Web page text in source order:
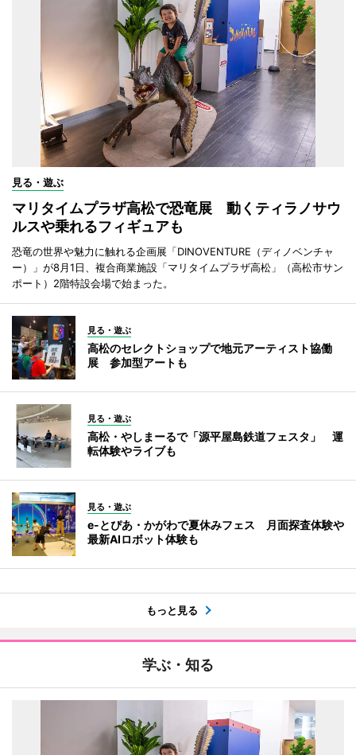
見る・遊ぶ
マリタイムプラザ高松で恐竜展 動くティラノサウ
ルスや乗れるフィギュアも
恐竜の世界や魅力に触れる企画展「DINOVENTURE（ディノベンチャ
ー）」が8月1日、複合商業施設「マリタイムプラザ高松」（高松市サン
ポート）2階特設会場で始まった。
見る・遊ぶ
高松のセレクトショップで地元アーティスト協働
展 参加型アートも
見る・遊ぶ
高松・やしまーるで「源平屋島鉄道フェスタ」 運
転体験やライブも
見る・遊ぶ
e-とぴあ・かがわで夏休みフェス 月面探査体験や
最新AIロボット体験も
もっと見る
学ぶ・知る